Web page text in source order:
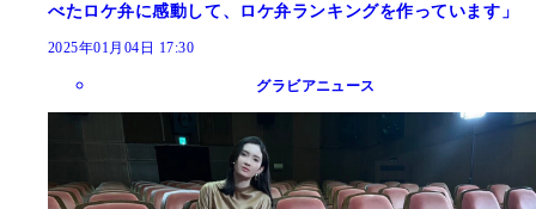
べたロケ弁に感動して、ロケ弁ランキングを作っています」
2025年01月04日 17:30
グラビアニュース